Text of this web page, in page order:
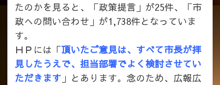
たのかを見ると、「政策提言」が25件、「市
政への問い合わせ」が1,738件となっていま
す。
ＨＰには「頂いたご意見は、すべて市長が拝
見したうえで、担当部署でよく検討させてい
ただきます 」とあります。念のため、広報広